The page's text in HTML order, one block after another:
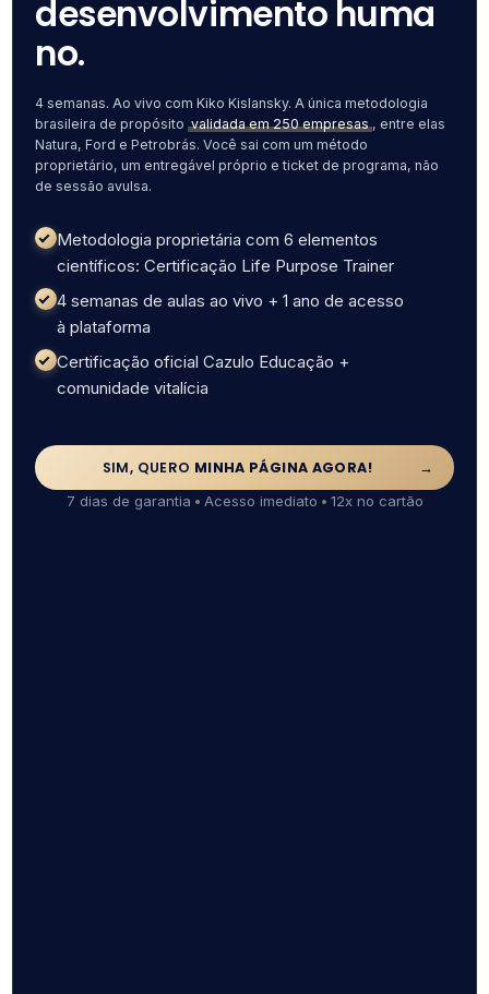
desenvolvimento huma
no.
4 semanas. Ao vivo com Kiko Kislansky. A única metodologia
brasileira de propósito validada em 250 empresas , entre elas
Natura, Ford e Petrobrás. Você sai com um método
proprietário, um entregável próprio e ticket de programa, não
de sessão avulsa.
Metodologia proprietária com 6 elementos
científicos: Certificação Life Purpose Trainer
4 semanas de aulas ao vivo + 1 ano de acesso
à plataforma
Certificação oficial Cazulo Educação +
comunidade vitalícia
SIM, QUERO MINHA PÁGINA AGORA! →
7 dias de garantia Acesso imediato 12x no cartão